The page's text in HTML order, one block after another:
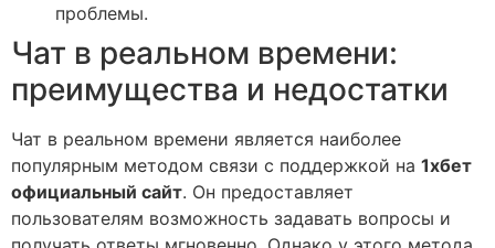
проблемы.
Чат в реальном времени:
преимущества и недостатки
Чат в реальном времени является наиболее
популярным методом связи с поддержкой на 1хбет
официальный сайт. Он предоставляет
пользователям возможность задавать вопросы и